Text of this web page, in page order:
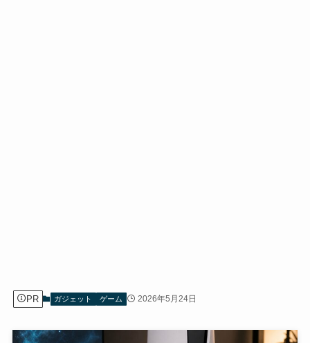
PR ガジェット ゲーム 2026年5月24日